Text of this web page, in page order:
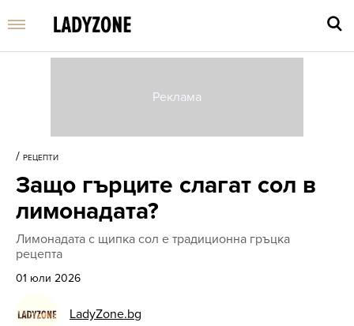
/ РЕЦЕПТИ
Защо гърците слагат сол в
лимонадата?
Лимонадата с щипка сол е традиционна гръцка
рецепта
01 юли 2026
LadyZone.bg